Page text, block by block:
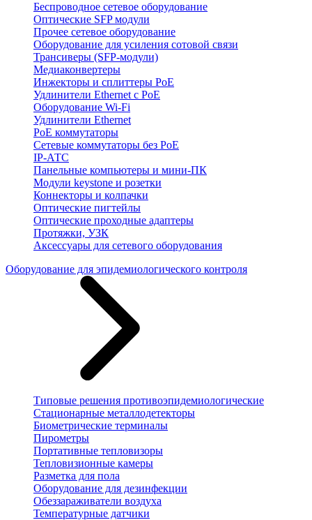
Беспроводное сетевое оборудование
Оптические SFP модули
Прочее сетевое оборудование
Оборудование для усиления сотовой связи
Трансиверы (SFP-модули)
Медиаконвертеры
Инжекторы и сплиттеры PoE
Удлинители Ethernet с PoE
Оборудование Wi-Fi
Удлинители Ethernet
PoE коммутаторы
Сетевые коммутаторы без PoE
IP-АТС
Панельные компьютеры и мини-ПК
Модули keystone и розетки
Коннекторы и колпачки
Оптические пигтейлы
Оптические проходные адаптеры
Протяжки, УЗК
Аксессуары для сетевого оборудования
Оборудование для эпидемиологического контроля
Типовые решения противоэпидемиологические
Стационарные металлодетекторы
Биометрические терминалы
Пирометры
Портативные тепловизоры
Тепловизионные камеры
Разметка для пола
Оборудование для дезинфекции
Обеззараживатели воздуха
Температурные датчики